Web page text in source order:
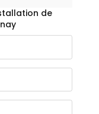
de